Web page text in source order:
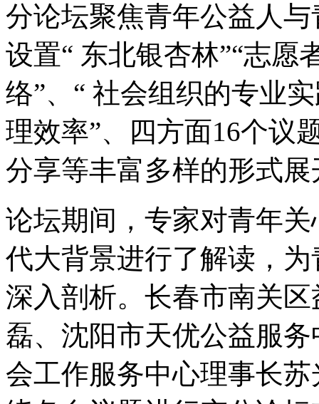
分论坛聚焦青年公益人
设置“ 东北银杏林”“志愿
络”、“ 社会组织的专业
理效率”、四方面16个议
分享等丰富多样的形式展
论坛期间，专家对青年
代大背景进行了解读，
深入剖析。长春市南关
磊、沈阳市天优公益服
会工作服务中心理事长